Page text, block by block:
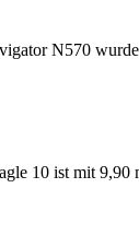
N570 wurde
10 ist mit 9,90